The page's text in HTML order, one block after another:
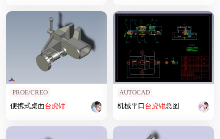
PROE/CREO
便携式桌面台虎钳
AUTOCAD
机械平口台虎钳总图